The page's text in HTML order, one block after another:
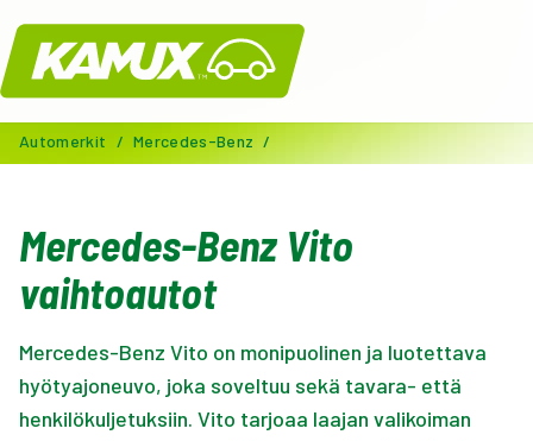
Kamux
Automerkit / Mercedes-Benz /
Mercedes-Benz Vito
vaihtoautot
Mercedes-Benz Vito on monipuolinen ja luotettava
hyötyajoneuvo, joka soveltuu sekä tavara- että
henkilökuljetuksiin. Vito tarjoaa laajan valikoiman